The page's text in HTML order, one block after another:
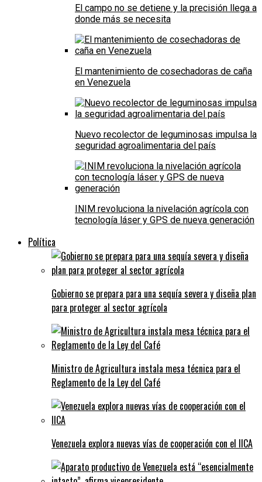
El campo no se detiene y la precisión llega a
donde más se necesita
El mantenimiento de cosechadoras de caña
en Venezuela
Nuevo recolector de leguminosas impulsa la
seguridad agroalimentaria del país
INIM revoluciona la nivelación agrícola con
tecnología láser y GPS de nueva generación
Política
Gobierno se prepara para una sequía severa y diseña plan
para proteger al sector agrícola
Ministro de Agricultura instala mesa técnica para el
Reglamento de la Ley del Café
Venezuela explora nuevas vías de cooperación con el IICA